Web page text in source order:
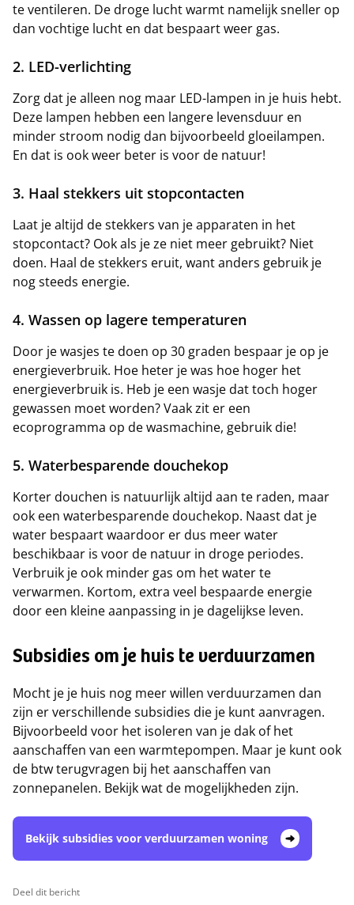
te ventileren. De droge lucht warmt namelijk sneller op
dan vochtige lucht en dat bespaart weer gas.
2. LED-verlichting
Zorg dat je alleen nog maar LED-lampen in je huis hebt.
Deze lampen hebben een langere levensduur en
minder stroom nodig dan bijvoorbeeld gloeilampen.
En dat is ook weer beter is voor de natuur!
3. Haal stekkers uit stopcontacten
Laat je altijd de stekkers van je apparaten in het
stopcontact? Ook als je ze niet meer gebruikt? Niet
doen. Haal de stekkers eruit, want anders gebruik je
nog steeds energie.
4. Wassen op lagere temperaturen
Door je wasjes te doen op 30 graden bespaar je op je
energieverbruik. Hoe heter je was hoe hoger het
energieverbruik is. Heb je een wasje dat toch hoger
gewassen moet worden? Vaak zit er een
ecoprogramma op de wasmachine, gebruik die!
5. Waterbesparende douchekop
Korter douchen is natuurlijk altijd aan te raden, maar
ook een waterbesparende douchekop. Naast dat je
water bespaart waardoor er dus meer water
beschikbaar is voor de natuur in droge periodes.
Verbruik je ook minder gas om het water te
verwarmen. Kortom, extra veel bespaarde energie
door een kleine aanpassing in je dagelijkse leven.
Subsidies om je huis te verduurzamen
Mocht je je huis nog meer willen verduurzamen dan
zijn er verschillende subsidies die je kunt aanvragen.
Bijvoorbeeld voor het isoleren van je dak of het
aanschaffen van een warmtepompen. Maar je kunt ook
de btw terugvragen bij het aanschaffen van
zonnepanelen. Bekijk wat de mogelijkheden zijn.
Bekijk subsidies voor verduurzamen woning
Deel dit bericht